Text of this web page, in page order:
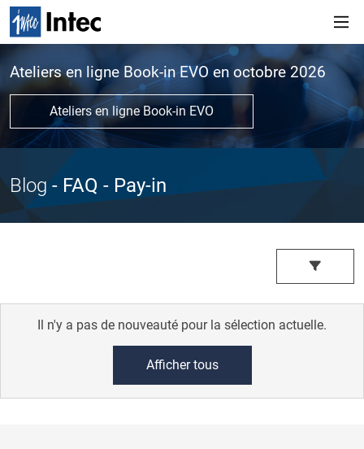
Ateliers en ligne Book-in EVO en octobre 2026
Ateliers en ligne Book-in EVO
Blog - FAQ - Pay-in
Il n'y a pas de nouveauté pour la sélection actuelle.
Afficher tous